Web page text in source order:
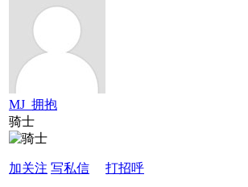
MJ_拥抱
骑士
加关注 写私信
打招呼